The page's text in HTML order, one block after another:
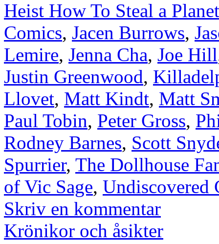
Heist How To Steal a Planet
Comics, Jacen Burrows,
Lemire, Jenna Cha, Joe Hill
Justin Greenwood,
Llovet, Matt Kindt, Matt
Paul Tobin, Peter Gross,
Rodney Barnes, Scott
Spurrier, The Dollhouse
of Vic Sage, Undiscovered
Skriv en kommentar
Krönikor och åsikter